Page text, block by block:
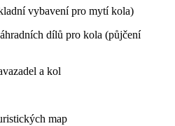
vybavení pro mytí kola)
dílů pro kola (půjčení
a kol
map